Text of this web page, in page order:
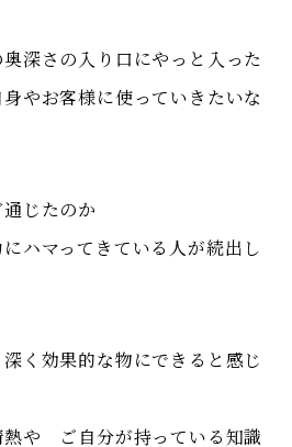
深さの入り口にやっと入った
やお客様に使っていきたいな
じたのか
ハマってきている人が続出し
く効果的な物にできると感じ
熱や ご自分が持っている知識